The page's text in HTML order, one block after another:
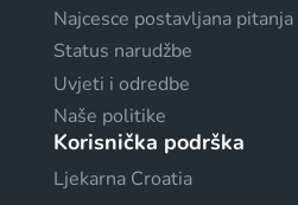
Najcesce postavljana pitanja
Status narudžbe
Uvjeti i odredbe
Naše politike
Korisnička podrška
Ljekarna Croatia